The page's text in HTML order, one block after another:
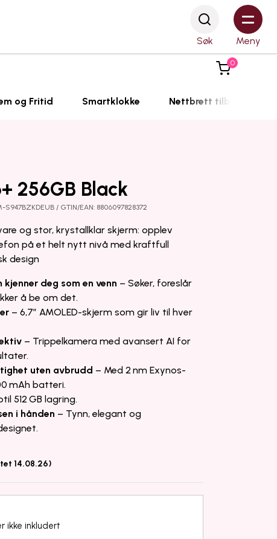
Søk Meny
0
og Fritid Smartklokke Nettbrett tilbehør
256GB Black
S947BZKDEUB / GTIN/EAN: 8806097828372
og stor, krystallklar skjerm: opplev
på et helt nytt nivå med kraftfull
design
deg som en venn – Søker, foreslår
å be om det.
– 6,7″ AMOLED-skjerm som gir liv til hver
– Trippelkamera med avansert AI for
uten avbrudd – Med 2 nm Exynos-
mAh batteri.
512 GB lagring.
i hånden – Tynn, elegant og
14.08.26)
ikke inkludert